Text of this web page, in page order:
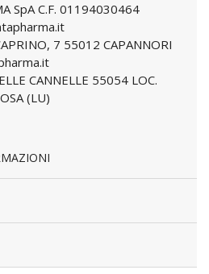
SpA C.F. 01194030464
7 55012 CAPANNORI
CANNELLE 55054 LOC.
(LU)